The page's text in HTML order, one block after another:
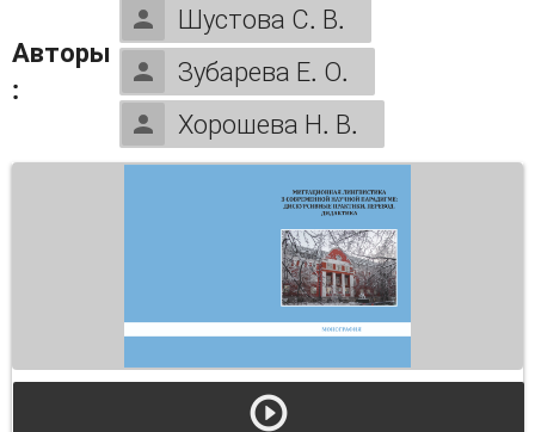
Авторы
:
Шустова С. В.
Зубарева Е. О.
Хорошева Н. В.